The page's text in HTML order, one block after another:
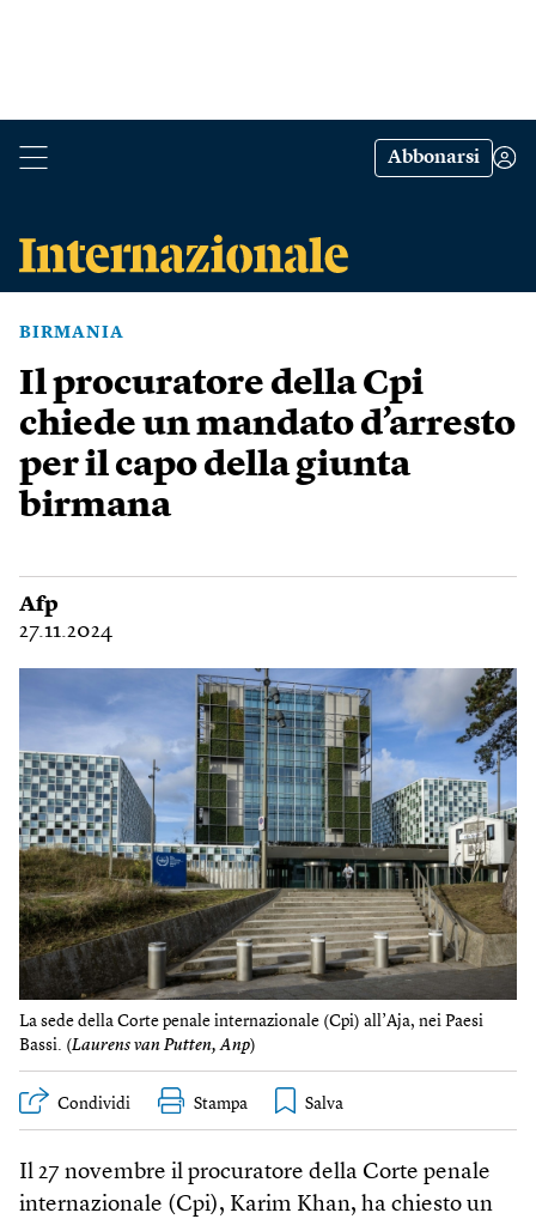
Abbonarsi
BIRMANIA
Il procuratore della Cpi
chiede un mandato d’arresto
per il capo della giunta
birmana
Afp
27.11.2024
La sede della Corte penale internazionale (Cpi) all’Aja, nei Paesi
Bassi. (Laurens van Putten, Anp)
Condividi Stampa
Il 27 novembre il procuratore della Corte penale
internazionale (Cpi), Karim Khan, ha chiesto un